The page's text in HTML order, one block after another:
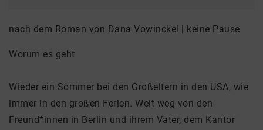
nach dem Roman von Dana Vowinckel | keine Pause
Worum es geht
Wieder ein Sommer bei den Großeltern in den USA, wie
immer in den großen Ferien. Weit weg von den
Freund*innen in Berlin und ihrem Vater, dem Kantor